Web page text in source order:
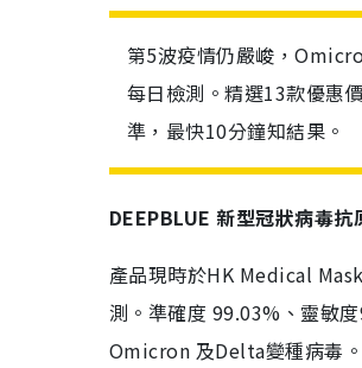
第5波疫情仍嚴峻，
每日檢測。精選13款優惠
準，最快10分鐘知結果。
DEEPBLUE 新型冠狀病毒抗
產品現時於HK Medical
測。準確度 99.03%、靈敏
Omicron 及Delta變種病毒